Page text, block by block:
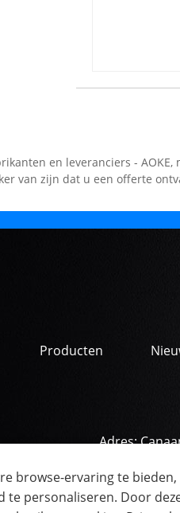
en leveranciers -
van zijn dat u een offerte
Producten
Adres:
© 2022 JIAXING AOKE
browse-ervaring te
te personaliseren. Door